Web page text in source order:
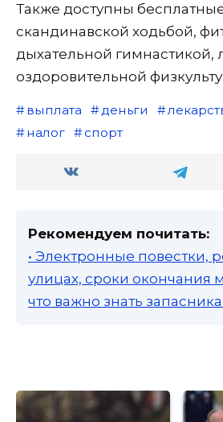
Также доступны
скандинавской ходьбой,
дыхательной гимнастикой,
оздоровительной
выплата деньги
налог
спорт
Рекомендуем почитать:
• Электронные повестки,
улицах, сроки окончания
что важно знать